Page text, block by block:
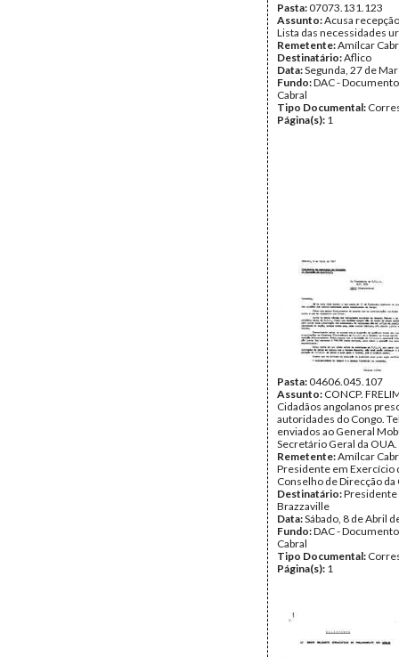
Pasta:07073.131.123
Assunto:Acusa
Lista das necessidades
Remetente:Amílcar
Destinatário:Aflico
Data:Segunda, 27 de
Fundo:DAC -
Cabral
Tipo Documental:
Página(s): 1
Pasta:04606.045.107
Assunto: CONCP.
Cidadãos angolanos
autoridades do Congo.
enviados ao General
Secretário Geral da OUA.
Remetente:Amílcar
Presidente em Exercício
Conselho de Direcção da
Destinatário:Presidente
Brazzaville
Data:Sábado, 8 de Abril
Fundo:DAC -
Cabral
Tipo Documental:
Página(s): 1